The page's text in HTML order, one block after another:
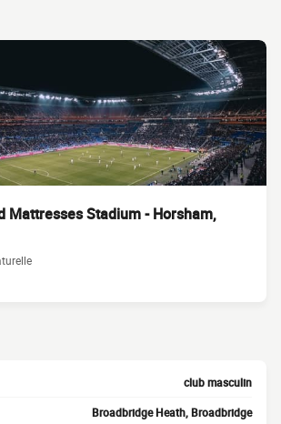
Mattresses Stadium - Horsham,
club masculin
Broadbridge Heath, Broadbridge